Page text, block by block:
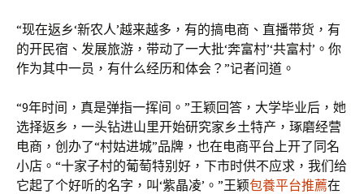
“现在返乡‘新农人’越来越多，有的搞电商、直播带货，有
的开民宿、发展旅游，带动了一大批‘奔富村’‘共富村’。你
作为其中一员，有什么经历和体会？”记者问道。
“9年时间，真是弹指一挥间。”王颖回答，大学毕业后，她
选择返乡，一头钻进山里开始研究家乡土特产，琢磨经营
电商，创办了“村姑进城”品牌，也在电商平台上开了同名
小店。“十家子村的葡萄特别好，下市时供不应求，我们给
它起了个好听的名字，叫‘紫晶凌’。”王颖包養平台推薦在